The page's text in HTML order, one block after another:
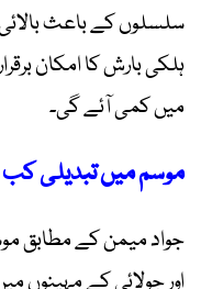
سلسلوں کے باعث
ہلکی بارش کا امکان
میں کمی آئے گی۔
موسم میں تبدیلی
جواد میمن کے مطابق
اور جولائی کے مہینوں